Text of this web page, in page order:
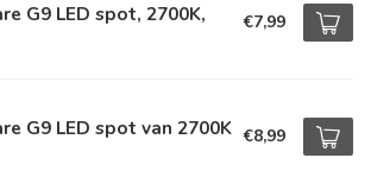
G9 LED spot, 2700K, €7,99
G9 LED spot van 2700K €8,99